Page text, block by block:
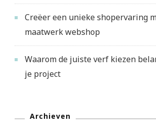
Creëer een unieke shopervaring
maatwerk webshop
Waarom de juiste verf kiezen
je project
Archieven